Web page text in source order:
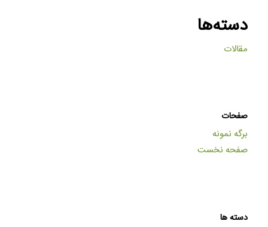
دسته‌ها
مقالات
صفحات
برگه نمونه
صفحه نخست
دسته ها